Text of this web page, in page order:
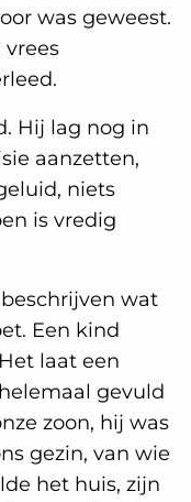
was geweest.
Hij lag nog in
aanzetten,
niets
is vredig
wat
Een kind
laat een
gevuld
zoon, hij was
gezin, van wie
het huis, zijn